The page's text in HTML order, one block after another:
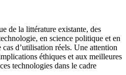
de la littérature existante, des
en science politique et en
d’utilisation réels. Une attention
éthiques et aux meilleures
technologies dans le cadre